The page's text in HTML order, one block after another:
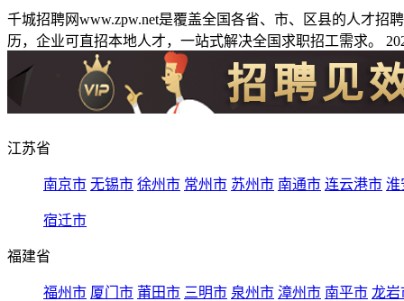
千城招聘网www.zpw.net是覆盖全国各省、市、区县的人才
历，企业可直招本地人才，一站式解决全国求职招工需求。
江苏省
南京市 无锡市 徐州市 常州市 苏州市 南通市 连云港市 淮
宿迁市
福建省
福州市 厦门市 莆田市 三明市 泉州市 漳州市 南平市 龙岩